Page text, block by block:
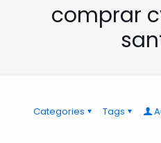
comprar
Categories Tags